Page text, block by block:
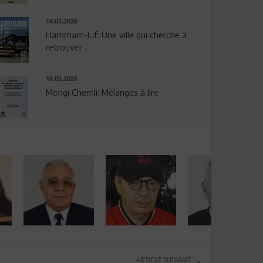
14.03.2026
Hammam-Lif: Une ville qui cherche à
retrouver ...
10.03.2026
Mongi Chemli: Mélanges à lire
ARTICLE SUIVANT